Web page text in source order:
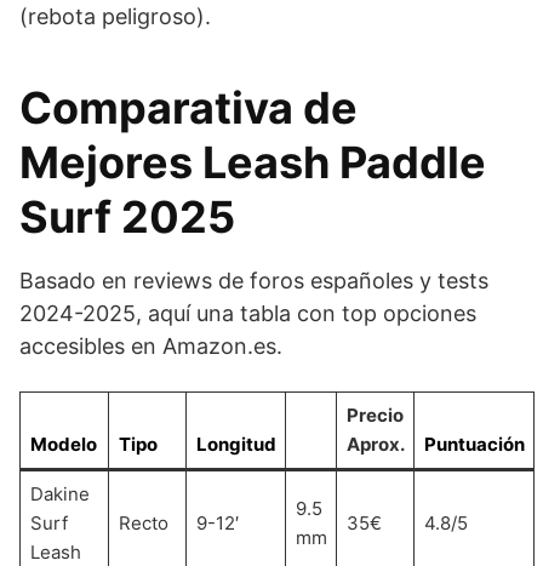
(rebota peligroso).
Comparativa de
Mejores Leash Paddle
Surf 2025
Basado en reviews de foros españoles y tests
2024-2025, aquí una tabla con top opciones
accesibles en Amazon.es.
Modelo Tipo Longitud
Precio
Aprox.
Puntuación
Dakine
Surf
Leash
Recto 9-12′
9.5
mm
35€ 4.8/5